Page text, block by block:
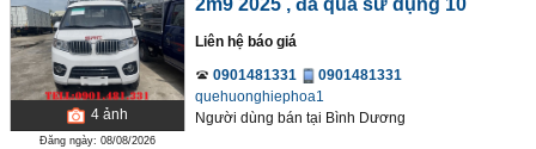
4 ảnh
Đăng ngày: 08/08/2026
Liên hệ báo giá
0901481331
0901481331
quehuonghiephoa1
Người dùng bán tại Bình Dương